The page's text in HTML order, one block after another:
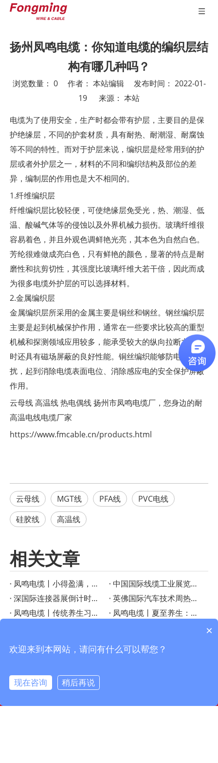
扬州凤鸣电缆：你知道电缆的编织层结
构有哪几种吗？
浏览数量： 0作者： 本站编辑 发布时间： 2022-01-
19 来源： 本站
["wechat","weibo","qzone","douban","email"]
电缆为了使用安全，生产时都会带有护层，主要目的是保
护绝缘层，不同的护套材质，具有耐热、耐潮湿、耐腐蚀
等不同的特性。而对于护层来说，编织层是经常用到的护
层或者外护层之一，材料的不同和编织结构及部位的差
异，编制层的作用也是大不相同的。
1.纤维编织层
纤维编织层比较轻便，可使绝缘层免受光，热、潮湿、低
温、酸碱气体等的侵蚀以及外界机械力损伤。玻璃纤维很
容易着色，并且外观色调鲜艳光亮，其本色为自然白色。
芳纶很难做成亮白色，只有鲜艳的颜色，显著的特点是耐
磨性和抗剪切性，其强度比玻璃纤维大若干倍，因此而成
为很多电缆外护层的可以选择材料。
2.金属编织层
金属编织层所采用的金属主要是铜丝和钢丝。钢丝编织层
主要是起到机械保护作用，通常在一些要求比较高的重型
机械和探测领域应用较多，能承受较大的纵向拉断力，同
时还具有磁场屏蔽的良好性能。铜丝编织能够防电磁干
扰，起到消除电缆表面电位、消除感应电的安全保护屏蔽
作用。
云母线高温线热电偶线扬州市凤鸣电缆厂，您身边的耐
高温电线电缆厂家
https://www.fmcable.cn/products.html
云母线 MGT线 PFA线
PVC电线
硅胶线
高温线
相关文章
凤鸣电缆丨小得盈满，方是圆满
‌中国国际线缆工业展览会启幕在即！凤鸣电缆创新产品成果重磅宣布
深国际连接器展倒计时！凤鸣电缆特种线缆解决方案助力智慧工业
英佛国际汽车技术周热议——凤鸣电缆如何成为智能汽车的“隐形助手”？
凤鸣电缆丨传统养生习俗：小暑时节的美食与养生之道
凤鸣电缆丨夏至养生：顺应三候，享受健康生活
15358868788
info@fmcable.com
凤鸣公众号
×
欢迎来到本网站，请问有什么可以帮您？
现在咨询 稍后再说